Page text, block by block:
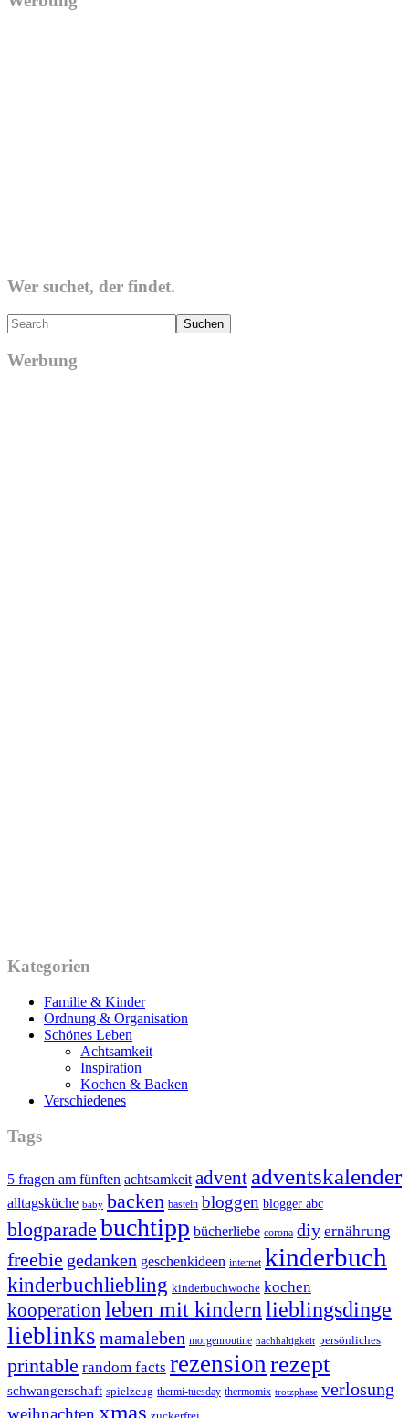
Wer suchet, der findet.
Search
Werbung
Kategorien
Familie & Kinder
Ordnung & Organisation
Schönes Leben
Achtsamkeit
Inspiration
Kochen & Backen
Verschiedenes
Tags
5 fragen am fünften achtsamkeit advent adventskalender
alltagsküche baby backen basteln bloggen blogger abc
blogparade buchtipp bücherliebe corona diy ernährung
freebie gedanken geschenkideen internet kinderbuch
kinderbuchliebling kinderbuchwoche kochen
kooperation leben mit kindernlieblingsdinge
lieblinks mamaleben morgenroutine nachhaltigkeit persönliches
printable random facts rezensionrezept
schwangerschaft spielzeug thermi-tuesday thermomix trotzphase verlosung
xmas